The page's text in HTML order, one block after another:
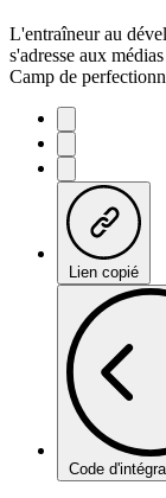
L'entraîneur au
s'adresse aux
Camp de
Lien copié
Code